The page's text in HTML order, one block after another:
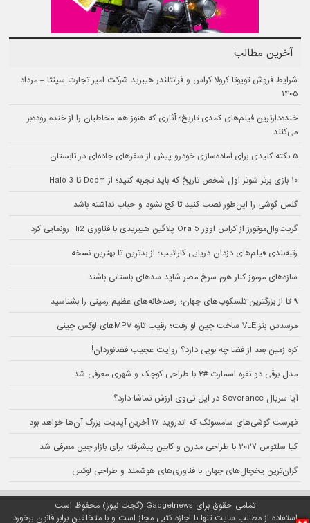
آخرین مطالب
شرایط فروش تویوتا کرولا کراس و فرانتلندر هیبرید شرکت امیر تجارت سپنتا – مرداد
۱۴۰۵
خنده‌دارترین فیلم‌های کمدی تاریخ؛ آثاری که هنوز هم مخاطبان را از خنده روده‌بر
می‌کنند
۵ نکته کلیدی برای آماده‌سازی خودرو پیش از سفرهای جاده‌ای در تابستان
۱۰ بازی برتر شوتر اول شخص تاریخ که باید تجربه کنید؛ از Doom تا Halo 3
گلس گوشی را این‌طور نصب کنید تا کج نشود و حباب نداشته باشد
گریت‌وال‌موتورز از کراس اوور Ora 5 پلاگین هیبریدی با فناوری Hi2 رونمایی کرد
رتبه‌بندی فیلم‌های دزدان دریایی کارائیب؛ از بدترین تا بهترین نسخه
سازه‌های مرموز کنار هرم سرخ مصر شاید سدهای باستانی باشند
۹ تا از بزرگترین تلسکوپ‌های جهان؛ رصدخانه‌های عظیم زمینی را بشناسید
مرسدس بنز VLE ساخت چین لو رفت؛ رقیب تازه MPVهای لوکس چینی
کره زمین بعد از فضا چه بویی دارد؟ روایت عجیب فضانوردان!
مدل برقی دو نفره اسمارت #۲ با طراحی کوچک و شهری معرفی شد
آیا سریال Severance در اپل تی‌وی ارزش تماشا دارد؟
فهرست گوشی‌های سامسونگ که اندروید ۱۷ آخرین آپدیت بزرگ آن‌ها خواهد بود
کیا سلتوس ۲۰۲۷ با طراحی مدرن و کابین پیشرفته برای بازار چین معرفی شد
گران‌ترین یخچال‌های جهان با فناوری‌های هوشمند و طراحی لوکس
تمامی حقوق برای Gadgetnews (گجت نیوز) محفوظ است
استفاده از مطالب سایت تنها با اجازه کتبی مجاز است و با متخلفین برابر قانون برخورد